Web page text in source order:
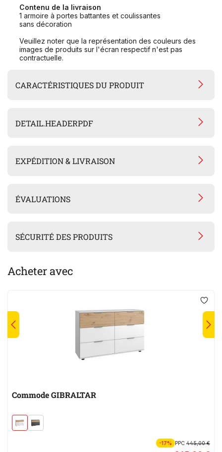
Contenu de la livraison
1 armoire à portes battantes et coulissantes
sans décoration
Veuillez noter que la représentation des couleurs des
images de produits sur l'écran respectif n'est pas
contractuelle.
CARACTÉRISTIQUES DU PRODUIT
DETAIL.HEADERPDF
EXPÉDITION & LIVRAISON
ÉVALUATIONS
SÉCURITÉ DES PRODUITS
Acheter avec
Commode GIBRALTAR
-17% PPC445,00 €